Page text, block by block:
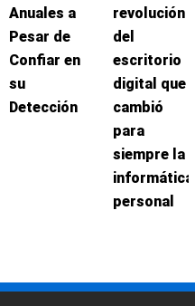
Anuales a
Pesar de
Confiar en
su
Detección
revolución
del
escritorio
digital que
cambió
para
siempre la
informática
personal